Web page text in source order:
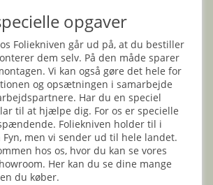
opgaver
Foliekniven går ud på, at du bestiller
dem selv. På den måde sparer
Vi kan også gøre det hele for
og opsætningen i samarbejde
Har du en speciel
til at hjælpe dig. For os er specielle
Foliekniven holder til i
Fyn, men vi sender ud til hele landet.
hos os, hvor du kan se vores
Her kan du se dine mange
du køber.